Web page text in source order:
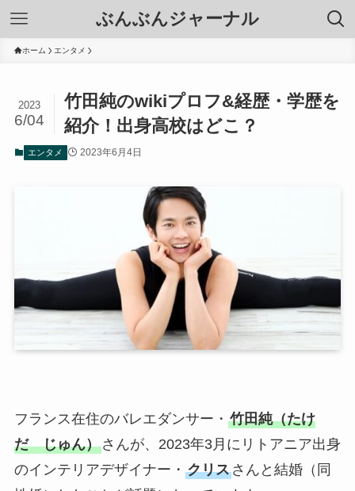
ぶんぶんジャーナル
ホーム エンタメ
竹田純のwikiプロフ&経歴・学歴を
紹介！出身高校はどこ？
2023
6/04
エンタメ 2023年6月4日
フランス在住のバレエダンサー・ 竹田純（たけ
だ じゅん）さんが、2023年3月にリトアニア出身
のインテリアデザイナー・ クリスさんと結婚（同